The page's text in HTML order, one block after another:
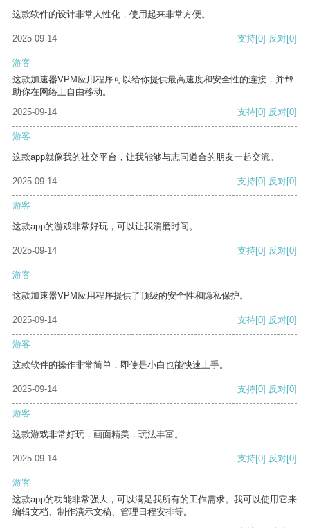
这款软件的设计非常人性化，使用起来非常方便。
2025-09-14 支持[0] 反对[0]
游客
这款加速器VPM应用程序可以给你提供最高速度和安全性的连接，并帮
助你在网络上自由移动。
2025-09-14
支持[0] 反对[0]
游客
这款app就像我的社交平台，让我能够与志同道合的朋友一起交流。
2025-09-14 支持[0] 反对[0]
游客
这款app的游戏非常好玩，可以让我消磨时间。
2025-09-14 支持[0] 反对[0]
游客
这款加速器VPM应用程序提供了顶级的安全性和隐私保护。
2025-09-14 支持[0] 反对[0]
游客
这款软件的操作非常简单，即使是小白也能快速上手。
2025-09-14 支持[0] 反对[0]
游客
这款游戏非常好玩，画面精美，玩法丰富。
2025-09-14 支持[0] 反对[0]
游客
这款app的功能非常强大，可以满足我所有的工作需求。我可以使用它来
编辑文档、制作演示文稿、管理日程安排等。